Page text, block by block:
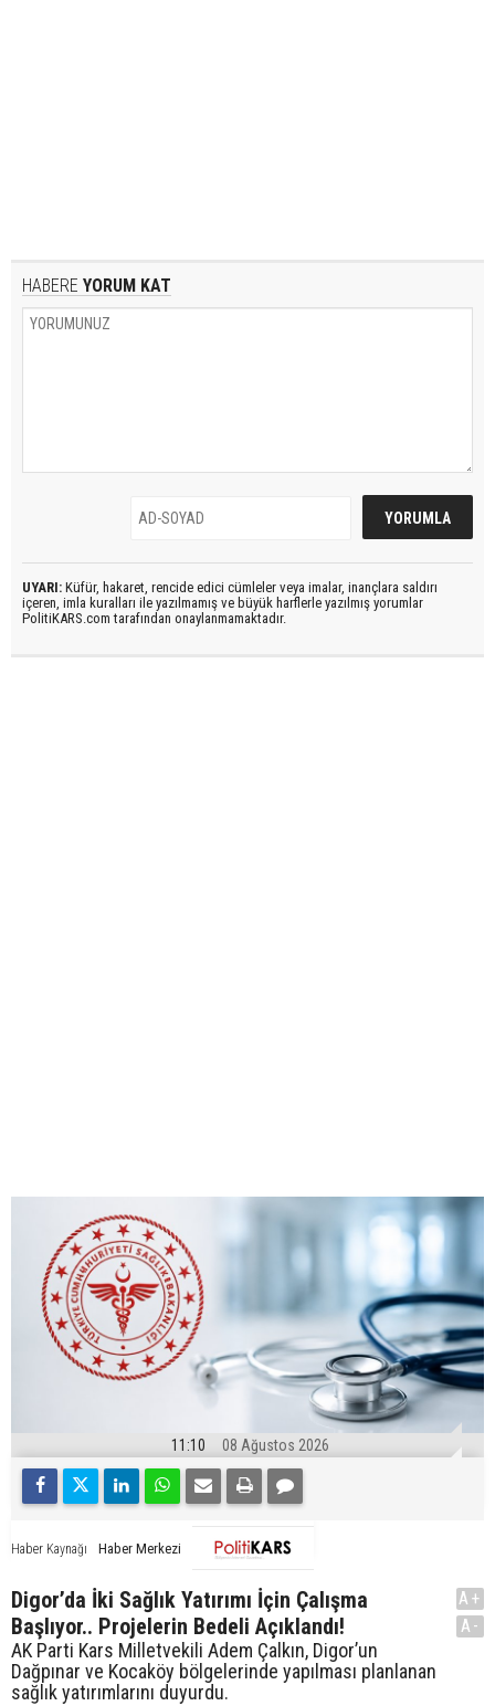
HABERE YORUM KAT
UYARI: Küfür, hakaret, rencide edici cümleler veya imalar, inançlara saldırı
içeren, imla kuralları ile yazılmamış ve büyük harflerle yazılmış yorumlar
PolitiKARS.com tarafından onaylanmamaktadır.
11:10 08 Ağustos 2026
Haber Kaynağı Haber Merkezi
Digor’da İki Sağlık Yatırımı İçin Çalışma
Başlıyor.. Projelerin Bedeli Açıklandı!
AK Parti Kars Milletvekili Adem Çalkın, Digor’un
Dağpınar ve Kocaköy bölgelerinde yapılması planlanan
sağlık yatırımlarını duyurdu.
A+
A-